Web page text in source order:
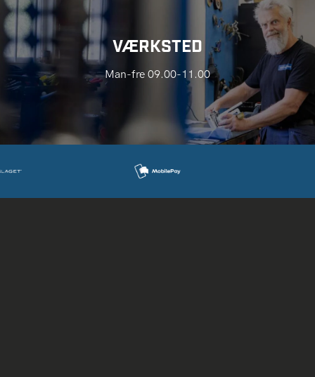
VÆRKSTED
Man-fre 09.00-11.00